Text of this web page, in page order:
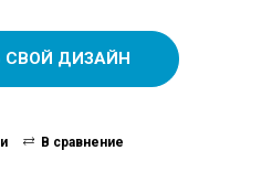
СВОЙ ДИЗАЙН
В сравнение